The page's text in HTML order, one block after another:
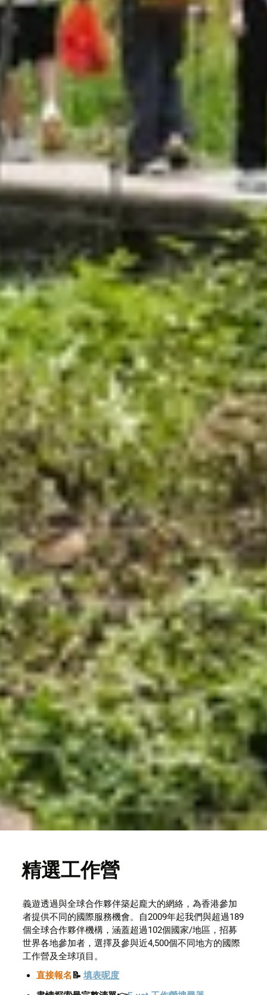
精選工作營
義遊透過與全球合作夥伴築起龐大的網絡，為香港參加
者提供不同的國際服務機會。自2009年起我們與超過189
個全球合作夥伴機構，涵蓋超過102個國家/地區，招募
世界各地參加者，選擇及參與近4,500個不同地方的國際
工作營及全球項目。
直接報名📝 填表呢度